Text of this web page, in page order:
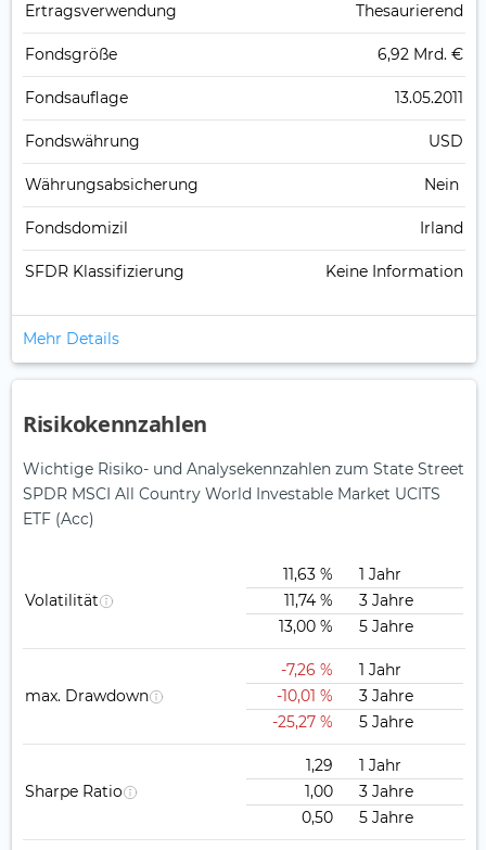
Ertrags­verwendung Thesaurierend
Fonds­größe 6,92 Mrd. €
Fonds­auflage 13.05.2011
Fonds­währung USD
Währungsabsicherung Nein
Fondsdomizil Irland
SFDR Klassifizierung Keine Information
Mehr Details
Risikokennzahlen
Wichtige Risiko- und Analysekennzahlen zum State Street
SPDR MSCI All Country World Investable Market UCITS
ETF (Acc)
Volatilität
11,63 %
1 Jahr
11,74 %
3 Jahre
13,00 %
5 Jahre
max. Drawdown
-7,26 %
1 Jahr
-10,01 %
3 Jahre
-25,27 %
5 Jahre
Sharpe Ratio
1,29
1 Jahr
1,00
3 Jahre
0,50
5 Jahre